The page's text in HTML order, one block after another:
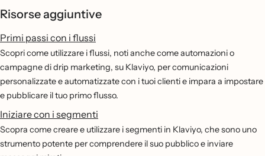
Risorse aggiuntive
Primi passi con i flussi
Scopri come utilizzare i flussi, noti anche come automazioni o
campagne di drip marketing, su Klaviyo, per comunicazioni
personalizzate e automatizzate con i tuoi clienti e impara a impostare
e pubblicare il tuo primo flusso.
Iniziare con i segmenti
Scopra come creare e utilizzare i segmenti in Klaviyo, che sono uno
strumento potente per comprendere il suo pubblico e inviare